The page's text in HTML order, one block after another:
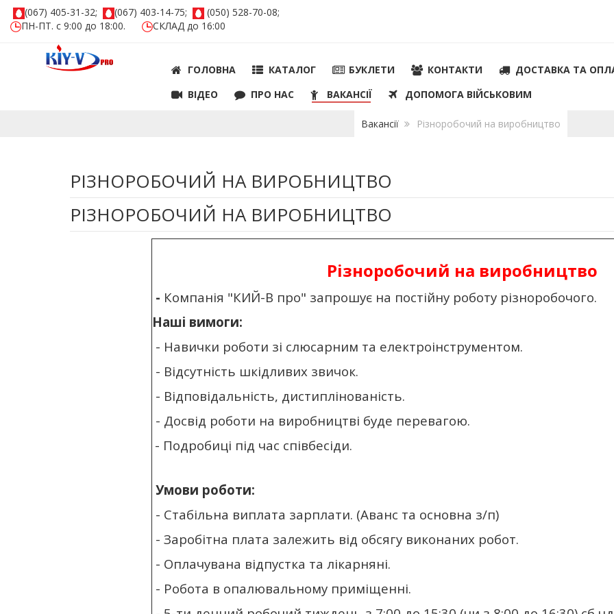
(067) 405-31-32; (067) 403-14-75;
(050) 528-70-08;
ПН-ПТ. с 9:00 до 18:00.
СКЛАД до 16:00
ГОЛОВНА КАТАЛОГ БУКЛЕТИ КОНТАКТИ
ДОСТАВКА ТА
ВIДЕО
ПРО НАС ВАКАНСІЇ ДОПОМОГА ВІЙСЬКОВИМ
Вакансії Різноробочий на виробництво
РІЗНОРОБОЧИЙ НА ВИРОБНИЦТВО
РІЗНОРОБОЧИЙ НА ВИРОБНИЦТВО
Різноробочий на виробництво
- Компанія "КИЙ-В про" запрошує на постiйну роботу різноробочого.
Наші вимоги:
- Навички роботи зі слюсарним та електроінструментом.
- Відсутність шкідливих звичок.
- Відповідальність, дистиплінованість.
- Досвід роботи на виробництві буде перевагою.
- Подробиці під час співбесіди.
Умови роботи:
- Стабільна виплата зарплати. (Аванс та основна з/п)
- Заробітна плата залежить від обсягу виконаних робот.
- Оплачувана відпустка та лікарняні.
- Робота в опалювальному приміщенні.